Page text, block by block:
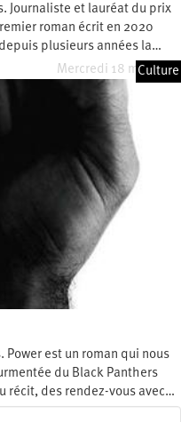
Journaliste et lauréat du prix
roman écrit en 2020
plusieurs années la…
Mercredi 18 mai 2022
Culture
est un roman qui nous
du Black Panthers
récit, des rendez-vous avec…